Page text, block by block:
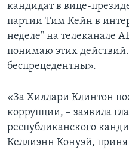
кандидат в вице-
партии Тим Кейн в
неделе" на телеканале
понимаю этих
беспрецедентны».
«За Хиллари Клинтон
коррупции, – заявила
республиканского
Келлиэнн Конуэй,